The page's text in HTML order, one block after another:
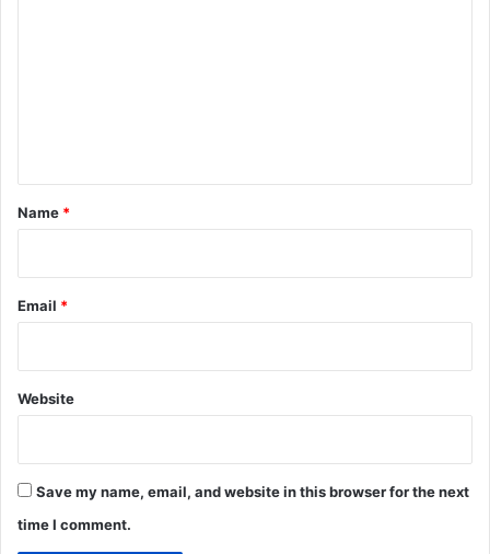
*
Name *
Email *
Website
Save my name, email, and website in this browser for the next
time I comment.